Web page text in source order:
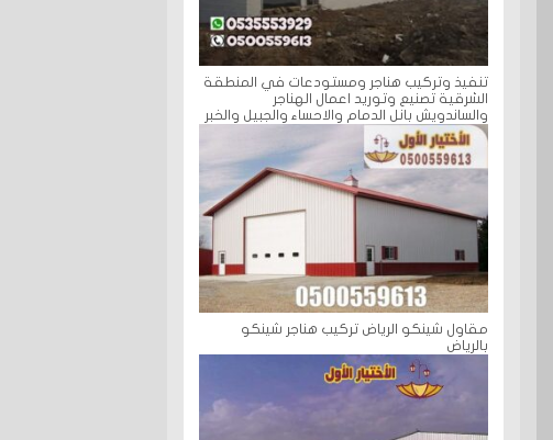
تنفيذ وتركيب هناجر ومستودعات في المنطقة
الشرقية تصنيع وتوريد اعمال الهناجر
والساندويش بانل الدمام والاحساء والجبيل والخبر
مقاول شينكو الرياض تركيب هناجر شينكو
بالرياض